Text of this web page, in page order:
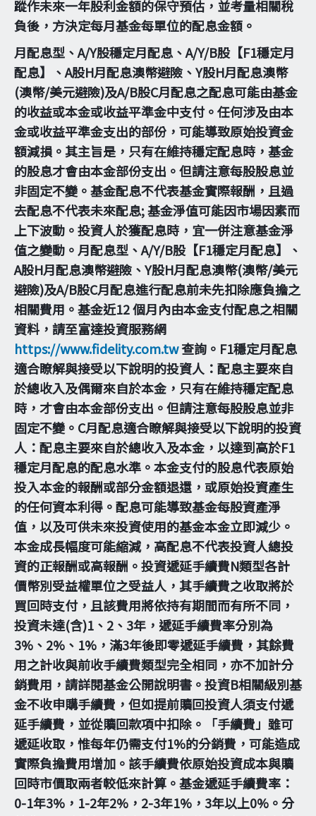
蹤作未來一年股利金額的保守預估，並考量相關稅
負後，方決定每月基金每單位的配息金額。
月配息型、A/Y股穩定月配息、A/Y/B股【F1穩定月
配息】、A股H月配息澳幣避險、Y股H月配息澳幣
(澳幣/美元避險)及A/B股C月配息之配息可能由基金
的收益或本金或收益平準金中支付。任何涉及由本
金或收益平準金支出的部份，可能導致原始投資金
額減損。其主旨是，只有在維持穩定配息時，基金
的股息才會由本金部份支出。但請注意每股股息並
非固定不變。基金配息不代表基金實際報酬，且過
去配息不代表未來配息; 基金淨值可能因市場因素而
上下波動。投資人於獲配息時，宜一併注意基金淨
值之變動。月配息型、A/Y/B股【F1穩定月配息】、
A股H月配息澳幣避險、Y股H月配息澳幣(澳幣/美元
避險)及A/B股C月配息進行配息前未先扣除應負擔之
相關費用。基金近12 個月內由本金支付配息之相關
資料，請至富達投資服務網
https://www.fidelity.com.tw查詢。F1穩定月配息
適合瞭解與接受以下說明的投資人：配息主要來自
於總收入及偶爾來自於本金，只有在維持穩定配息
時，才會由本金部份支出。但請注意每股股息並非
固定不變。C月配息適合瞭解與接受以下說明的投資
人：配息主要來自於總收入及本金，以達到高於F1
穩定月配息的配息水準。本金支付的股息代表原始
投入本金的報酬或部分金額退還，或原始投資產生
的任何資本利得。配息可能導致基金每股資產淨
值，以及可供未來投資使用的基金本金立即減少。
本金成長幅度可能縮減，高配息不代表投資人總投
資的正報酬或高報酬。投資遞延手續費N類型各計
價幣別受益權單位之受益人，其手續費之收取將於
買回時支付，且該費用將依持有期間而有所不同，
投資未達(含)1、2、3年，遞延手續費率分別為
3%、2%、1%，滿3年後即零遞延手續費，其餘費
用之計收與前收手續費類型完全相同，亦不加計分
銷費用，請詳閱基金公開說明書。投資B相關級別基
金不收申購手續費，但如提前贖回投資人須支付遞
延手續費，並從贖回款項中扣除。「手續費」雖可
遞延收取，惟每年仍需支付1%的分銷費，可能造成
實際負擔費用增加。該手續費依原始投資成本與贖
回時市價取兩者較低來計算。基金遞延手續費率：
0-1年3%，1-2年2%，2-3年1%，3年以上0%。分